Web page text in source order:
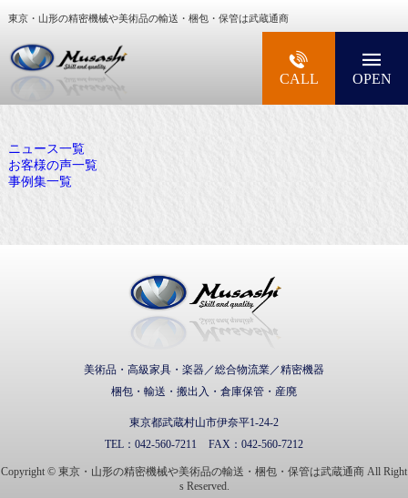
東京・山形の精密機械や美術品の輸送・梱包・保管は武蔵通商
大型精密機械・美術品・高級楽器の梱包・輸送
CALL OPEN
ニュース一覧
お客様の声一覧
事例集一覧
美術品・高級家具・楽器／総合物流業／精密機器
梱包・輸送・搬出入・倉庫保管・産廃
東京都武蔵村山市伊奈平1-24-2
TEL： 042-560-7211 FAX： 042-560-7212
Copyright © 東京・山形の精密機械や美術品の輸送・梱包・保管は武蔵通商 All Right
s Reserved.